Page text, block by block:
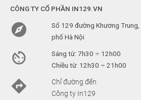
CÔNG TY CỔ PHẦN IN129.VN

Số 129 đường Khương Trung,
phố Hà Nội

Sáng từ: 7h30 ÷ 12h00
Chiều từ: 12h30 ÷ 21h00

Chỉ đường đến
Công ty In129